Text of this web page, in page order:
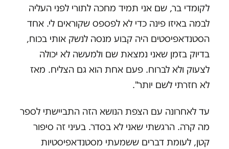
לקומדי בר, שם אני תמיד מחכה לתורי לפני העליה
לבמה באיזו פינה כדי לא לפספס שקוראים לי. אחד
הסטנדאפיסטים היה קבוע מנסה לנשק אותי בכוח,
בדיוק בזמן שאני נמצאת שם ולמעשה לא יכולה
לצעוק ולא לברוח. פעם אחת הוא גם הצליח. מאז
לא חזרתי לשם יותר".
עד לאחרונה עם הצפת הנושא הזה התביישתי לספר
מה קרה. הרגשתי שאני לא בסדר. בעיני זה סיפור
קטן, לעומת דברים ששמעתי מסטנדאפיסטיות